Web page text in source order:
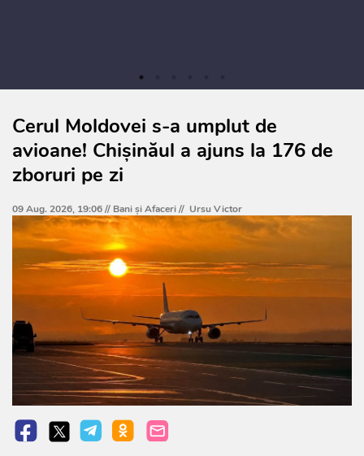
Cerul Moldovei s-a umplut de
avioane! Chișinăul a ajuns la 176 de
zboruri pe zi
09 Aug. 2026, 19:06 // Bani și Afaceri// Ursu Victor